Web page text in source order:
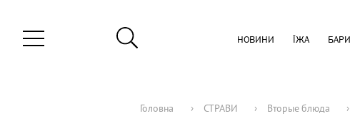
НОВИНИ ЇЖА БАРИ
Головна › СТРАВИ › Вторые блюда ›